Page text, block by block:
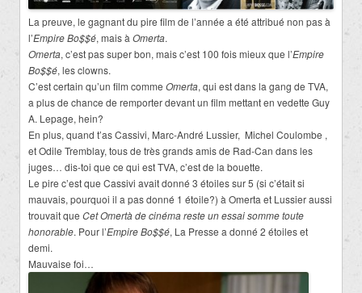
La preuve, le gagnant du pire film de l’année a été attribué non pas à
l’Empire Bo$$é, mais à Omerta.
Omerta, c’est pas super bon, mais c’est 100 fois mieux que l’Empire
Bo$$é, les clowns.
C’est certain qu’un film comme Omerta, qui est dans la gang de TVA,
a plus de chance de remporter devant un film mettant en vedette Guy
A. Lepage, hein?
En plus, quand t’as Cassivi, Marc-André Lussier, Michel Coulombe ,
et Odile Tremblay, tous de très grands amis de Rad-Can dans les
juges… dis-toi que ce qui est TVA, c’est de la bouette.
Le pire c’est que Cassivi avait donné 3 étoiles sur 5 (si c’était si
mauvais, pourquoi il a pas donné 1 étoile?) à Omerta et Lussier aussi
trouvait que Cet Omertà de cinéma reste un essai somme toute
honorable. Pour l’Empire Bo$$é, La Presse a donné 2 étoiles et
demi.
Mauvaise foi…